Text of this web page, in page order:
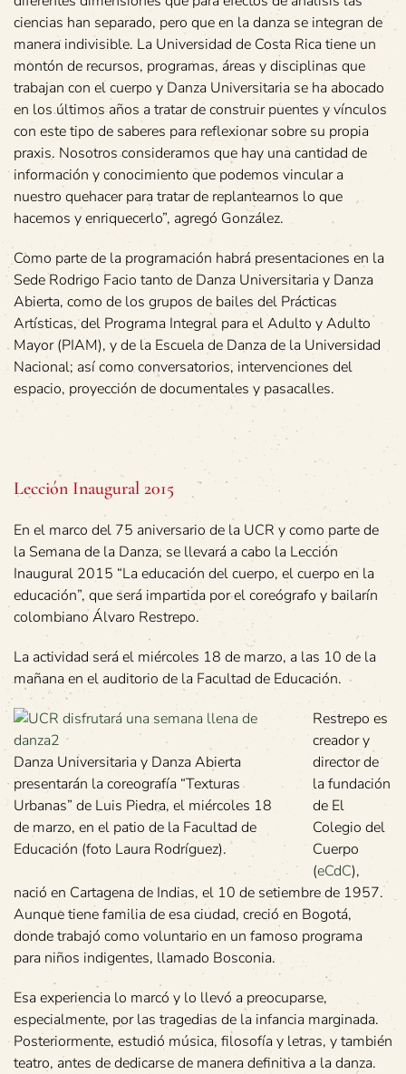
ciencias han separado, pero que en la danza se integran de
manera indivisible. La Universidad de Costa Rica tiene un
montón de recursos, programas, áreas y disciplinas que
trabajan con el cuerpo y Danza Universitaria se ha abocado
en los últimos años a tratar de construir puentes y vínculos
con este tipo de saberes para reflexionar sobre su propia
praxis. Nosotros consideramos que hay una cantidad de
información y conocimiento que podemos vincular a
nuestro quehacer para tratar de replantearnos lo que
hacemos y enriquecerlo”, agregó González.
Como parte de la programación habrá presentaciones en la
Sede Rodrigo Facio tanto de Danza Universitaria y Danza
Abierta, como de los grupos de bailes del Prácticas
Artísticas, del Programa Integral para el Adulto y Adulto
Mayor (PIAM), y de la Escuela de Danza de la Universidad
Nacional; así como conversatorios, intervenciones del
espacio, proyección de documentales y pasacalles.
Lección Inaugural 2015
En el marco del 75 aniversario de la UCR y como parte de
la Semana de la Danza, se llevará a cabo la Lección
Inaugural 2015 “La educación del cuerpo, el cuerpo en la
educación”, que será impartida por el coreógrafo y bailarín
colombiano Álvaro Restrepo.
La actividad será el miércoles 18 de marzo, a las 10 de la
mañana en el auditorio de la Facultad de Educación.
Danza Universitaria y Danza Abierta
presentarán la coreografía “Texturas
Urbanas” de Luis Piedra, el miércoles 18
de marzo, en el patio de la Facultad de
Educación (foto Laura Rodríguez).
Restrepo es
creador y
director de
la fundación
de El
Colegio del
Cuerpo
(eCdC),
nació en Cartagena de Indias, el 10 de setiembre de 1957.
Aunque tiene familia de esa ciudad, creció en Bogotá,
donde trabajó como voluntario en un famoso programa
para niños indigentes, llamado Bosconia.
Esa experiencia lo marcó y lo llevó a preocuparse,
especialmente, por las tragedias de la infancia marginada.
Posteriormente, estudió música, filosofía y letras, y también
teatro, antes de dedicarse de manera definitiva a la danza.